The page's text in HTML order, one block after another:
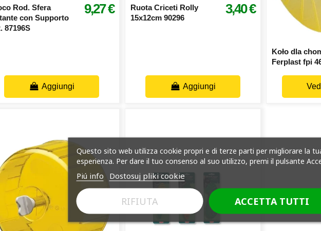
Rod. Sfera
con Supporto
87196S
9,27 €
Aggiungi
Ruota Criceti Rolly
15x12cm 90296
3,40 €
Aggiungi
Koło dla
Ferplast fpi
Questo sito web utilizza cookie propri e di terze parti per migliorare la
esperienza. Per dare il tuo consenso al suo utilizzo, premi il pulsante
Piú info Dostosuj pliki cookie
RIFIUTA ACCETTA TUTTI